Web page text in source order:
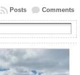
Comments
Posts